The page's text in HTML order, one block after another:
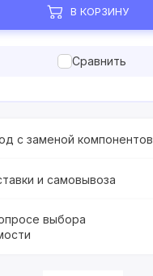
В КОРЗИНУ
Сравнить
с заменой компонентов
и самовывоза
выбора